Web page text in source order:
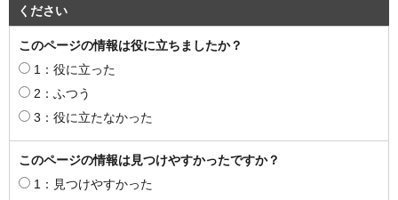
ください
このページの情報は役に立ちましたか？
1：役に立った
2：ふつう
3：役に立たなかった
このページの情報は見つけやすかったですか？
1：見つけやすかった